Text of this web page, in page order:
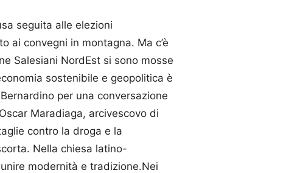
seguita alle elezioni
ai convegni in montagna. Ma c’è
Salesiani NordEst si sono mosse
sostenibile e geopolitica è
per una conversazione
Maradiaga, arcivescovo di
contro la droga e la
Nella chiesa latino-
modernità e tradizione.Nei